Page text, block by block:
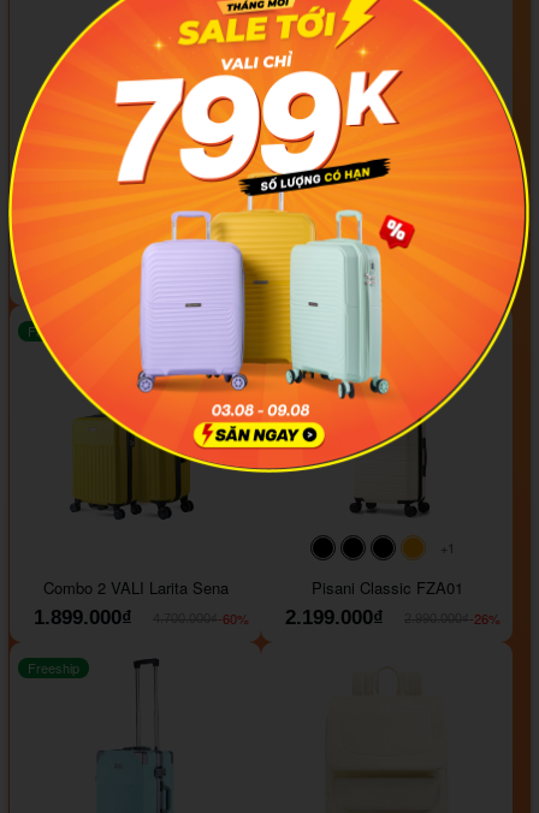
#093f69
#ffa500#FF0000
Larita Yuno AH0325
-37%
#000000
#000000
Larita Miyo AH01252
799.000₫
Freeship
Combo 2 VALI Larita Sena
1.899.000₫
-60%
#000000#000000
#000000
#ffa500
+1
Freeship
Pisani Classic FZA01
2.199.000₫
-26%
Freeship